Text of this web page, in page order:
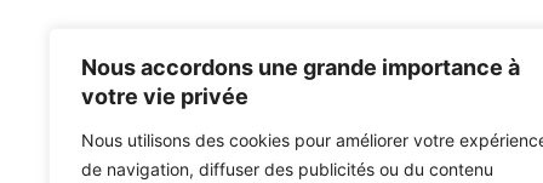
Nous accordons une grande importance à
votre vie privée
Nous utilisons des cookies pour améliorer votre
de navigation, diffuser des publicités ou du contenu